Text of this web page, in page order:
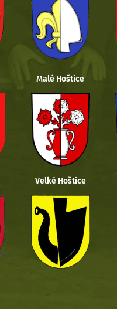
Malé Hoštice
Velké Hoštice